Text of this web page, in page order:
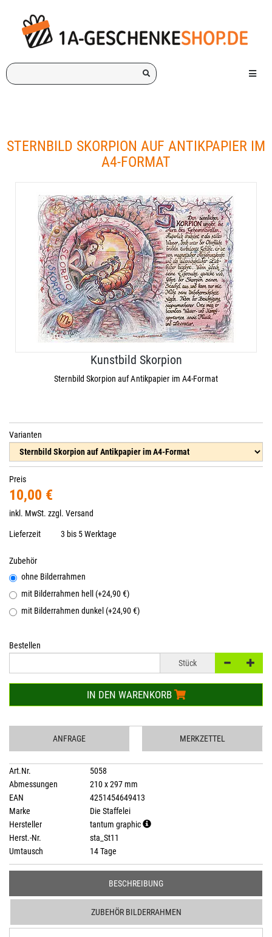
Ich
suche
Menü
STERNBILD SKORPION AUF ANTIKPAPIER IM
A4-FORMAT
Kunstbild Skorpion
Sternbild Skorpion auf Antikpapier im A4-Format
Varianten
Preis
10,00 €
inkl. MwSt. zzgl. Versand
Lieferzeit 3 bis 5 Werktage
Zubehör
ohne Bilderrahmen
mit Bilderrahmen hell (+24,90 €)
mit Bilderrahmen dunkel (+24,90 €)
Bestellen
Stück
IN DEN WARENKORB
ANFRAGE MERKZETTEL
Art.Nr.
5058
Abmessungen
210 x 297 mm
EAN
4251454649413
Marke
Die Staffelei
Hersteller
tantum graphic
Herst.-Nr.
sta_St11
Umtausch
14 Tage
BESCHREIBUNG
ZUBEHÖR BILDERRAHMEN